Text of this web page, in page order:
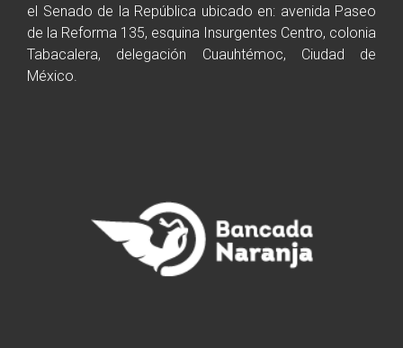
el Senado de la República ubicado en: avenida Paseo
de la Reforma 135, esquina Insurgentes Centro, colonia
Tabacalera, delegación Cuauhtémoc, Ciudad de
México.